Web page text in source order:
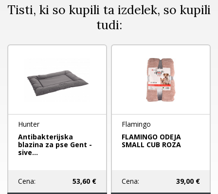
Tisti, ki so kupili ta izdelek, so kupili
tudi:
Hunter
Antibakterijska
blazina za pse Gent -
sive...
Cena: 53,60 €
Flamingo
FLAMINGO ODEJA
SMALL CUB ROZA
Cena: 39,00 €